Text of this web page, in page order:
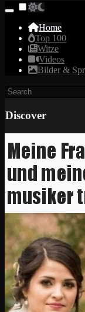
Home
Top 100
Witze
Videos
Bilder &
Discover